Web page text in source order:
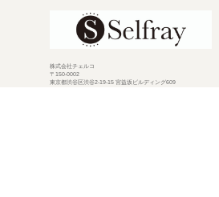
株式会社チェルコ
〒150-0002
東京都渋谷区渋谷2-19-15 宮益坂ビルディング609